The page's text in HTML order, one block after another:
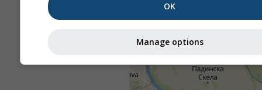
OK
Manage options